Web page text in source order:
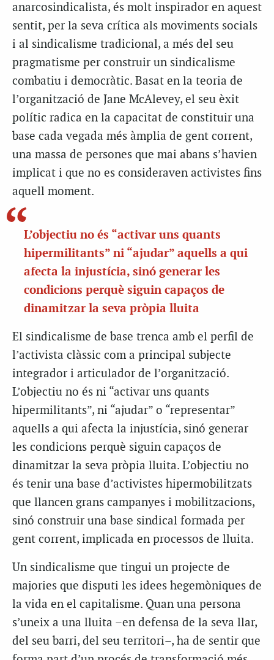
anarcosindicalista, és molt inspirador en aquest
sentit, per la seva crítica als moviments socials
i al sindicalisme tradicional, a més del seu
pragmatisme per construir un sindicalisme
combatiu i democràtic. Basat en la teoria de
l’organització de Jane McAlevey, el seu èxit
polític radica en la capacitat de constituir una
base cada vegada més àmplia de gent corrent,
una massa de persones que mai abans s’havien
implicat i que no es consideraven activistes fins
aquell moment.
L’objectiu no és “activar uns quants
hipermilitants” ni “ajudar” aquells a qui
afecta la injustícia, sinó generar les
condicions perquè siguin capaços de
dinamitzar la seva pròpia lluita
El sindicalisme de base trenca amb el perfil de
l’activista clàssic com a principal subjecte
integrador i articulador de l’organització.
L’objectiu no és ni “activar uns quants
hipermilitants”, ni “ajudar” o “representar”
aquells a qui afecta la injustícia, sinó generar
les condicions perquè siguin capaços de
dinamitzar la seva pròpia lluita. L’objectiu no
és tenir una base d’activistes hipermobilitzats
que llancen grans campanyes i mobilitzacions,
sinó construir una base sindical formada per
gent corrent, implicada en processos de lluita.
Un sindicalisme que tingui un projecte de
majories que disputi les idees hegemòniques de
la vida en el capitalisme. Quan una persona
s’uneix a una lluita –en defensa de la seva llar,
del seu barri, del seu territori–, ha de sentir que